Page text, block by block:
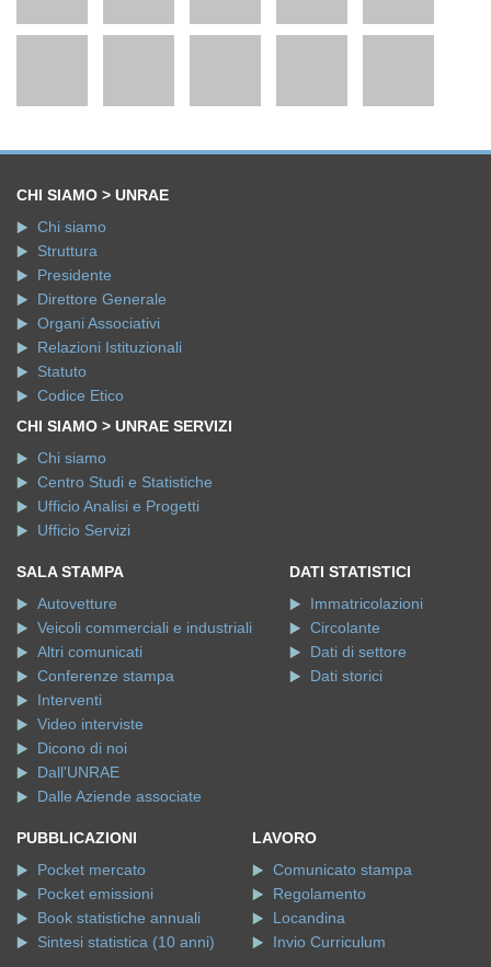
CHI SIAMO > UNRAE
Chi siamo
Struttura
Presidente
Direttore Generale
Organi Associativi
Relazioni Istituzionali
Statuto
Codice Etico
CHI SIAMO > UNRAE SERVIZI
Chi siamo
Centro Studi e Statistiche
Ufficio Analisi e Progetti
Ufficio Servizi
SALA STAMPA
Autovetture
Veicoli commerciali e industriali
Altri comunicati
Conferenze stampa
Interventi
Video interviste
Dicono di noi
Dall'UNRAE
Dalle Aziende associate
DATI STATISTICI
Immatricolazioni
Circolante
Dati di settore
Dati storici
PUBBLICAZIONI
Pocket mercato
Pocket emissioni
Book statistiche annuali
Sintesi statistica (10 anni)
LAVORO
Comunicato stampa
Regolamento
Locandina
Invio Curriculum